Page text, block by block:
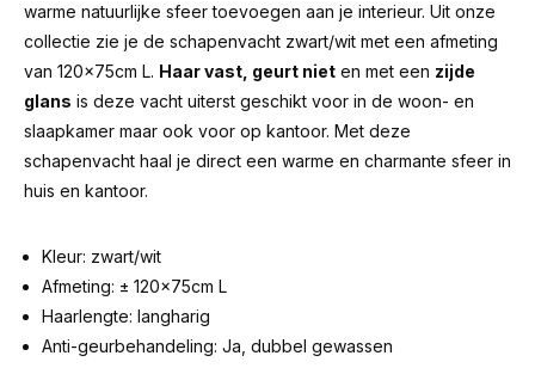
warme natuurlijke sfeer toevoegen aan je interieur. Uit onze
collectie zie je de schapenvacht zwart/wit met een afmeting
van 120x75cm L. Haar vast, geurt niet en met een zijde
glans is deze vacht uiterst geschikt voor in de woon- en
slaapkamer maar ook voor op kantoor. Met deze
schapenvacht haal je direct een warme en charmante sfeer in
huis en kantoor.
Kleur: zwart/wit
Afmeting: ± 120x75cm L
Haarlengte: langharig
Anti-geurbehandeling: Ja, dubbel gewassen